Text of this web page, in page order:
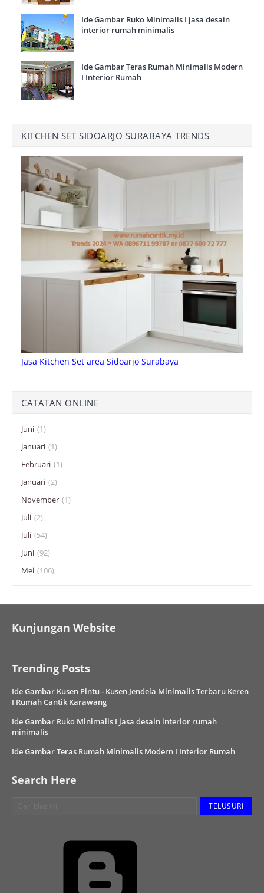
Ide Gambar Ruko Minimalis I jasa desain
interior rumah minimalis
Ide Gambar Teras Rumah Minimalis Modern
I Interior Rumah
KITCHEN SET SIDOARJO SURABAYA TRENDS
Jasa Kitchen Set area Sidoarjo Surabaya
CATATAN ONLINE
Juni (1)
Januari (1)
Februari (1)
Januari (2)
November (1)
Juli (2)
Juli (54)
Juni (92)
Mei (106)
Kunjungan Website
Trending Posts
Ide Gambar Kusen Pintu - Kusen Jendela Minimalis Terbaru Keren
I Rumah Cantik Karawang
Ide Gambar Ruko Minimalis I jasa desain interior rumah
minimalis
Ide Gambar Teras Rumah Minimalis Modern I Interior Rumah
Search Here